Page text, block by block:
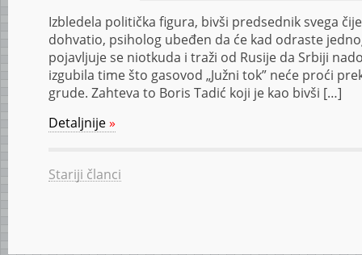
Izbledela politička figura, bivši predsednik svega
dohvatio, psiholog ubeđen da će kad odraste
pojavljuje se niotkuda i traži od Rusije da Srbiji
izgubila time što gasovod „Južni tok” neće proći
grude. Zahteva to Boris Tadić koji je kao bivši […]
Detaljnije»
Stariji članci